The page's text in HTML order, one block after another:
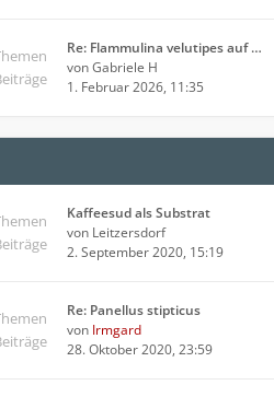
Re: Flammulina velutipes auf …
vonGabriele H
1. Februar 2026, 11:35
Kaffeesud als Substrat
von Leitzersdorf
2. September 2020, 15:19
Re: Panellus stipticus
von Irmgard
28. Oktober 2020, 23:59